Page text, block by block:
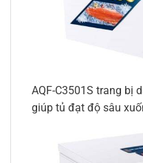
AQF-C3501S trang bị
giúp tủ đạt độ sâu